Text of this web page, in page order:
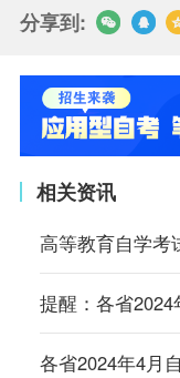
分享到:
相关资讯
高等教育自学考
提醒：各省